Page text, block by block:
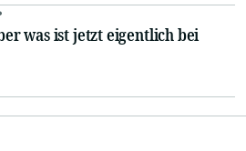
was ist jetzt eigentlich bei